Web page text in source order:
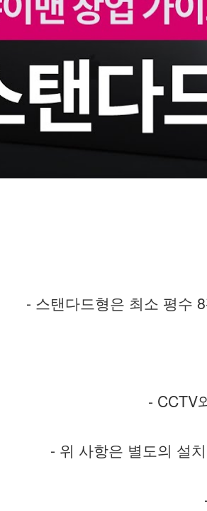
- 스탠다드형은 최소 평수
- CCTV
- 위 사항은 별도의 설